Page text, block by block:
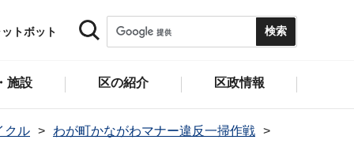
トボット
施設 区の紹介 区政情報
クル
わが町かながわマナー違反一掃作戦